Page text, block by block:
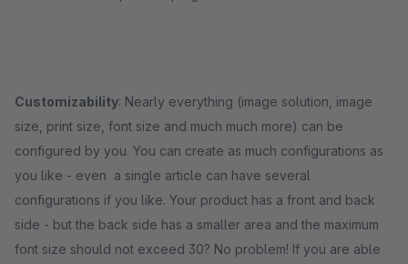
Customizability: Nearly everything (image solution, image
size, print size, font size and much much more) can be
configured by you. You can create as much configurations as
you like - even a single article can have several
configurations if you like. Your product has a front and back
side - but the back side has a smaller area and the maximum
font size should not exceed 30? No problem! If you are able